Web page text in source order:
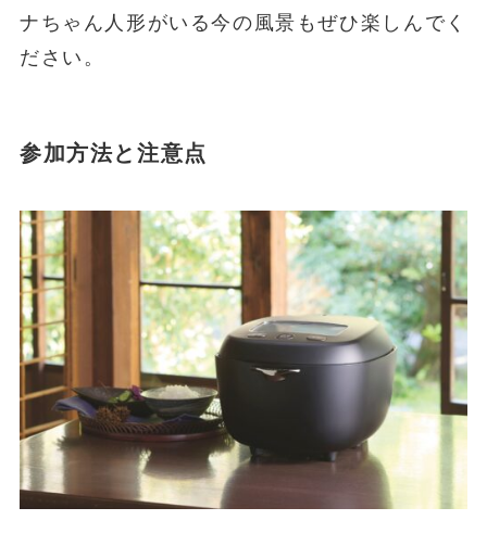
ナちゃん人形がいる今の風景もぜひ楽しんでく
ださい。
参加方法と注意点